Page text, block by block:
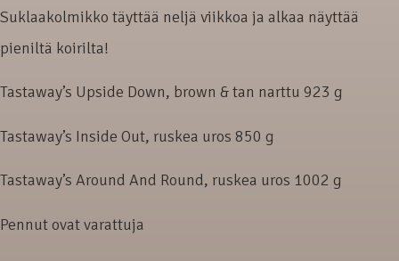
Suklaakolmikko täyttää neljä viikkoa ja alkaa näyttää
pieniltä koirilta!
Tastaway’s Upside Down, brown & tan narttu 923 g
Tastaway’s Inside Out, ruskea uros 850 g
Tastaway’s Around And Round, ruskea uros 1002 g
Pennut ovat varattuja